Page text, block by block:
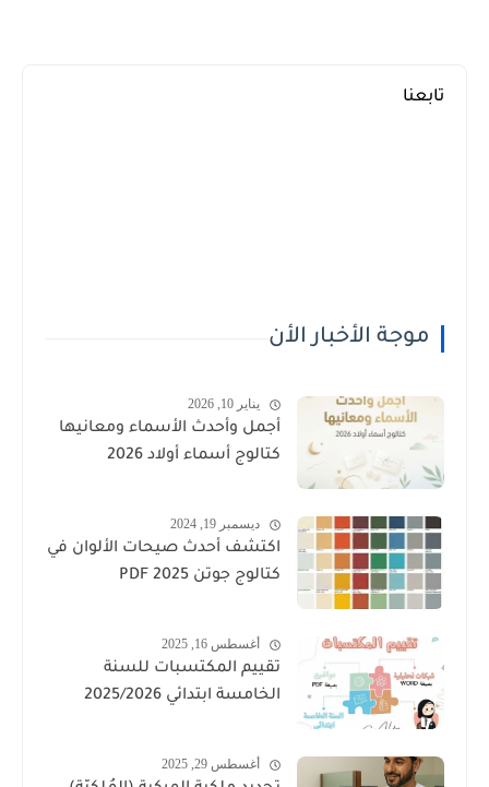
تابعنا
موجة الأخبار الأن
يناير 10, 2026
أجمل وأحدث الأسماء ومعانيها
كتالوج أسماء أولاد 2026
ديسمبر 19, 2024
اكتشف أحدث صيحات الألوان في
كتالوج جوتن PDF 2025
أغسطس 16, 2025
تقييم المكتسبات للسنة
الخامسة ابتدائي 2025/2026
أغسطس 29, 2025